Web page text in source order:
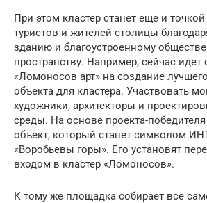
При этом кластер станет еще и
туристов и жителей столицы
зданию и благоустроенному
пространству. Например, сейчас
«Ломоносов арт» на создание
объекта для кластера. Участвовать
художники, архитекторы и
среды. На основе проекта-победителя
объект, который станет символом
«Воробьевы горы». Его установят
входом в кластер «Ломоносов».
К тому же площадка собирает все